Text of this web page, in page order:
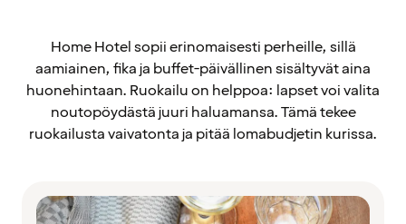
Home Hotel sopii erinomaisesti perheille, sillä
aamiainen, fika ja buffet-päivällinen sisältyvät aina
huonehintaan. Ruokailu on helppoa: lapset voi valita
noutopöydästä juuri haluamansa. Tämä tekee
ruokailusta vaivatonta ja pitää lomabudjetin kurissa.